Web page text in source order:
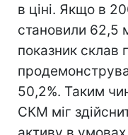
в ціні. Якщо в
становили 62,5
показник склав
50,2%. Таким
СКМ міг